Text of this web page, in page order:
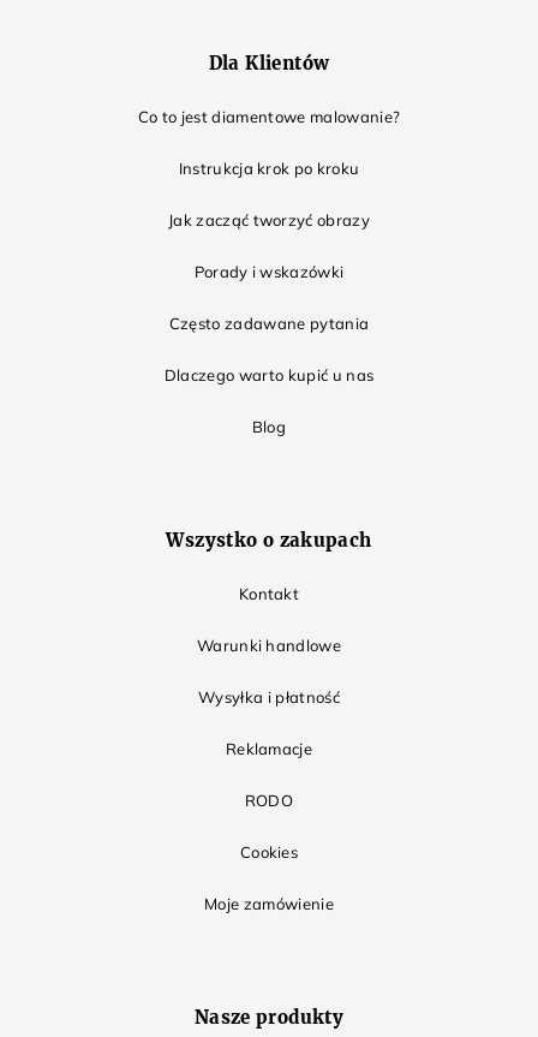
Dla Klientów
Co to jest diamentowe malowanie?
Instrukcja krok po kroku
Jak zacząć tworzyć obrazy
Porady i wskazówki
Często zadawane pytania
Dlaczego warto kupić u nas
Blog
Wszystko o zakupach
Kontakt
Warunki handlowe
Wysyłka i płatność
Reklamacje
RODO
Cookies
Moje zamówienie
Nasze produkty